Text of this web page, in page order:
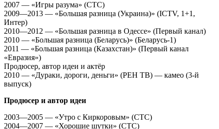
2007 — «Игры разума» (СТС)
2009—2013 — «Большая разница (Украина)» (ICTV, 1+1,
Интер)
2010—2012 — «Большая разница в Одессе» (Первый канал)
2010 — «Большая разница (Беларусь)» (Беларусь-1)
2011 — «Большая разница (Казахстан)» (Первый канал
«Евразия»)
Продюсер, автор идеи и актёр
2010 — «Дураки, дороги, деньги» (РЕН ТВ) — камео (3-й
выпуск)
Продюсер и автор идеи
2003—2005 — «Утро с Киркоровым» (СТС)
2004—2007 — «Хорошие шутки» (СТС)